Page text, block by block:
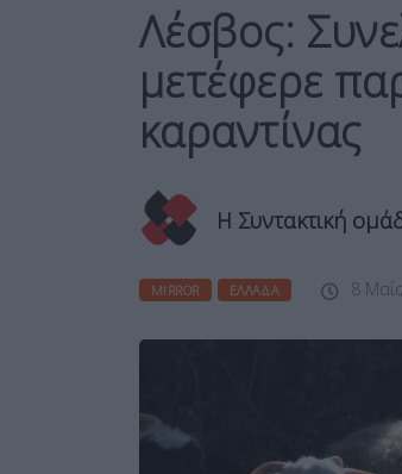
Λέσβος:
μετέφερε
καραντίνας
Η Συντακτική
MIRROR ΕΛΛΆΔΑ 8